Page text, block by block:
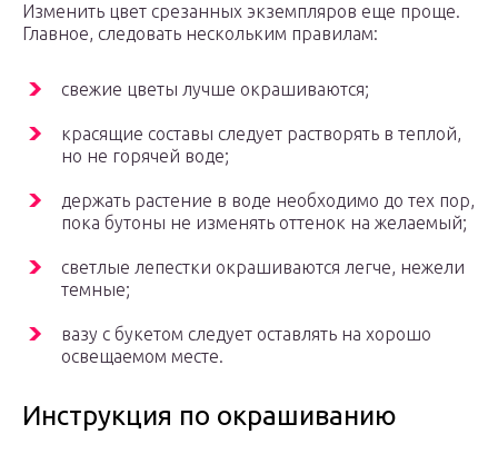
Изменить цвет срезанных экземпляров еще проще.
Главное, следовать нескольким правилам:
свежие цветы лучше окрашиваются;
красящие составы следует растворять в теплой,
но не горячей воде;
держать растение в воде необходимо до тех пор,
пока бутоны не изменять оттенок на желаемый;
светлые лепестки окрашиваются легче, нежели
темные;
вазу с букетом следует оставлять на хорошо
освещаемом месте.
Инструкция по окрашиванию